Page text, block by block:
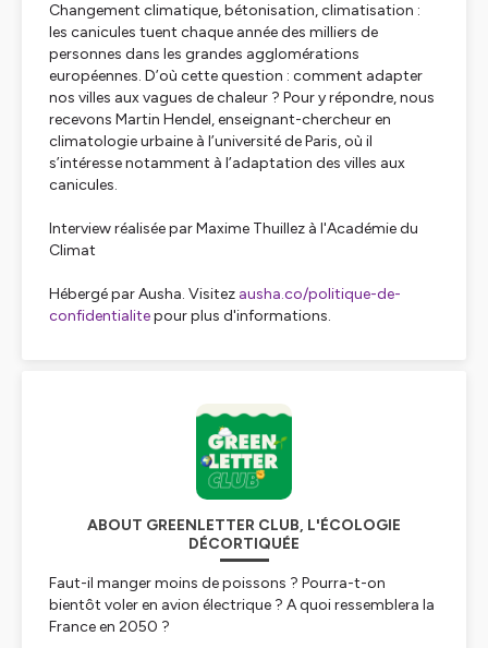
Changement climatique, bétonisation, climatisation :
les canicules tuent chaque année des milliers de
personnes dans les grandes agglomérations
européennes. D’où cette question : comment adapter
nos villes aux vagues de chaleur ? Pour y répondre, nous
recevons Martin Hendel, enseignant-chercheur en
climatologie urbaine à l’université de Paris, où il
s’intéresse notamment à l’adaptation des villes aux
canicules.
Interview réalisée par Maxime Thuillez à l'Académie du
Climat
Hébergé par Ausha. Visitez ausha.co/politique-de-
confidentialitepour plus d'informations.
ABOUT GREENLETTER CLUB, L'ÉCOLOGIE
DÉCORTIQUÉE
Faut-il manger moins de poissons ? Pourra-t-on
bientôt voler en avion électrique ? A quoi ressemblera la
France en 2050 ?